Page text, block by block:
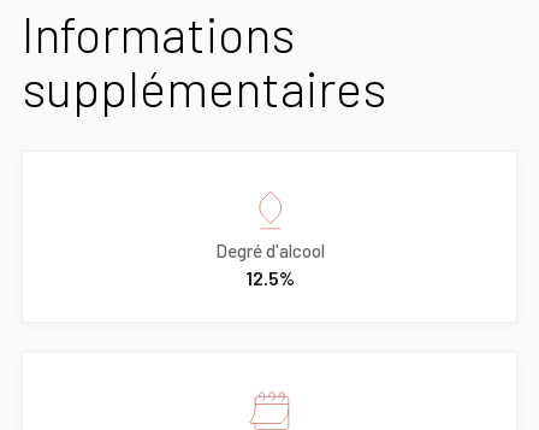
Informations
supplémentaires
Degré d'alcool
12.5%